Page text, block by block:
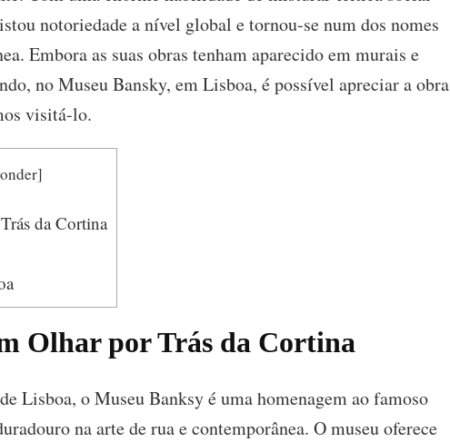
notoriedade a nível global e tornou-se num dos nomes
Embora as suas obras tenham aparecido em murais e
no Museu Bansky, em Lisboa, é possível apreciar a obra
visitá-lo.
]
da Cortina
Olhar por Trás da Cortina
Lisboa, o Museu Banksy é uma homenagem ao famoso
na arte de rua e contemporânea. O museu oferece